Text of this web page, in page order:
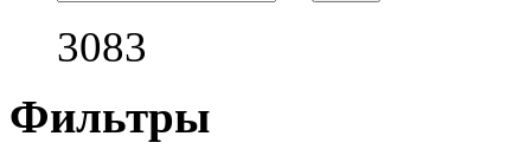
3083
Фильтры